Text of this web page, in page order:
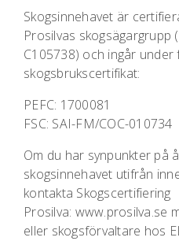
Skogsinnehavet är
Prosilvas skogsägargrupp
C105738) och ingår under
skogsbrukscertifikat:
PEFC: 1700081
FSC: SAI-FM/COC-010734
Om du har synpunkter på
skogsinnehavet utifrån
kontakta Skogscertifiering
Prosilva: www.prosilva.se
eller skogsförvaltare hos